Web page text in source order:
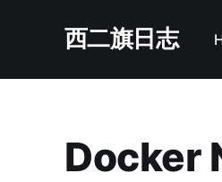
西二旗日志
Docker